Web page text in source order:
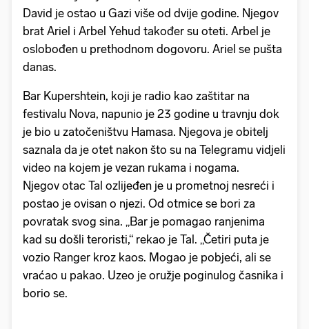
David je ostao u Gazi više od dvije godine. Njegov
brat Ariel i Arbel Yehud također su oteti. Arbel je
oslobođen u prethodnom dogovoru. Ariel se pušta
danas.
Bar Kupershtein, koji je radio kao zaštitar na
festivalu Nova, napunio je 23 godine u travnju dok
je bio u zatočeništvu Hamasa. Njegova je obitelj
saznala da je otet nakon što su na Telegramu vidjeli
video na kojem je vezan rukama i nogama.
Njegov otac Tal ozlijeđen je u prometnoj nesreći i
postao je ovisan o njezi. Od otmice se bori za
povratak svog sina. „Bar je pomagao ranjenima
kad su došli teroristi,“ rekao je Tal. „Četiri puta je
vozio Ranger kroz kaos. Mogao je pobjeći, ali se
vraćao u pakao. Uzeo je oružje poginulog časnika i
borio se.